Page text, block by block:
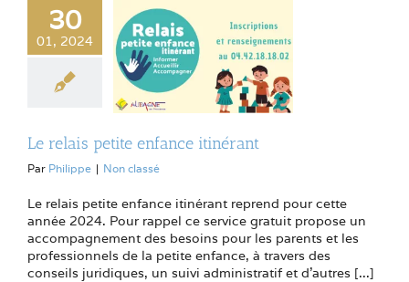
30
01, 2024
Le relais petite enfance itinérant
Par Philippe | Non classé
Le relais petite enfance itinérant reprend pour cette
année 2024. Pour rappel ce service gratuit propose un
accompagnement des besoins pour les parents et les
professionnels de la petite enfance, à travers des
conseils juridiques, un suivi administratif et d'autres [...]